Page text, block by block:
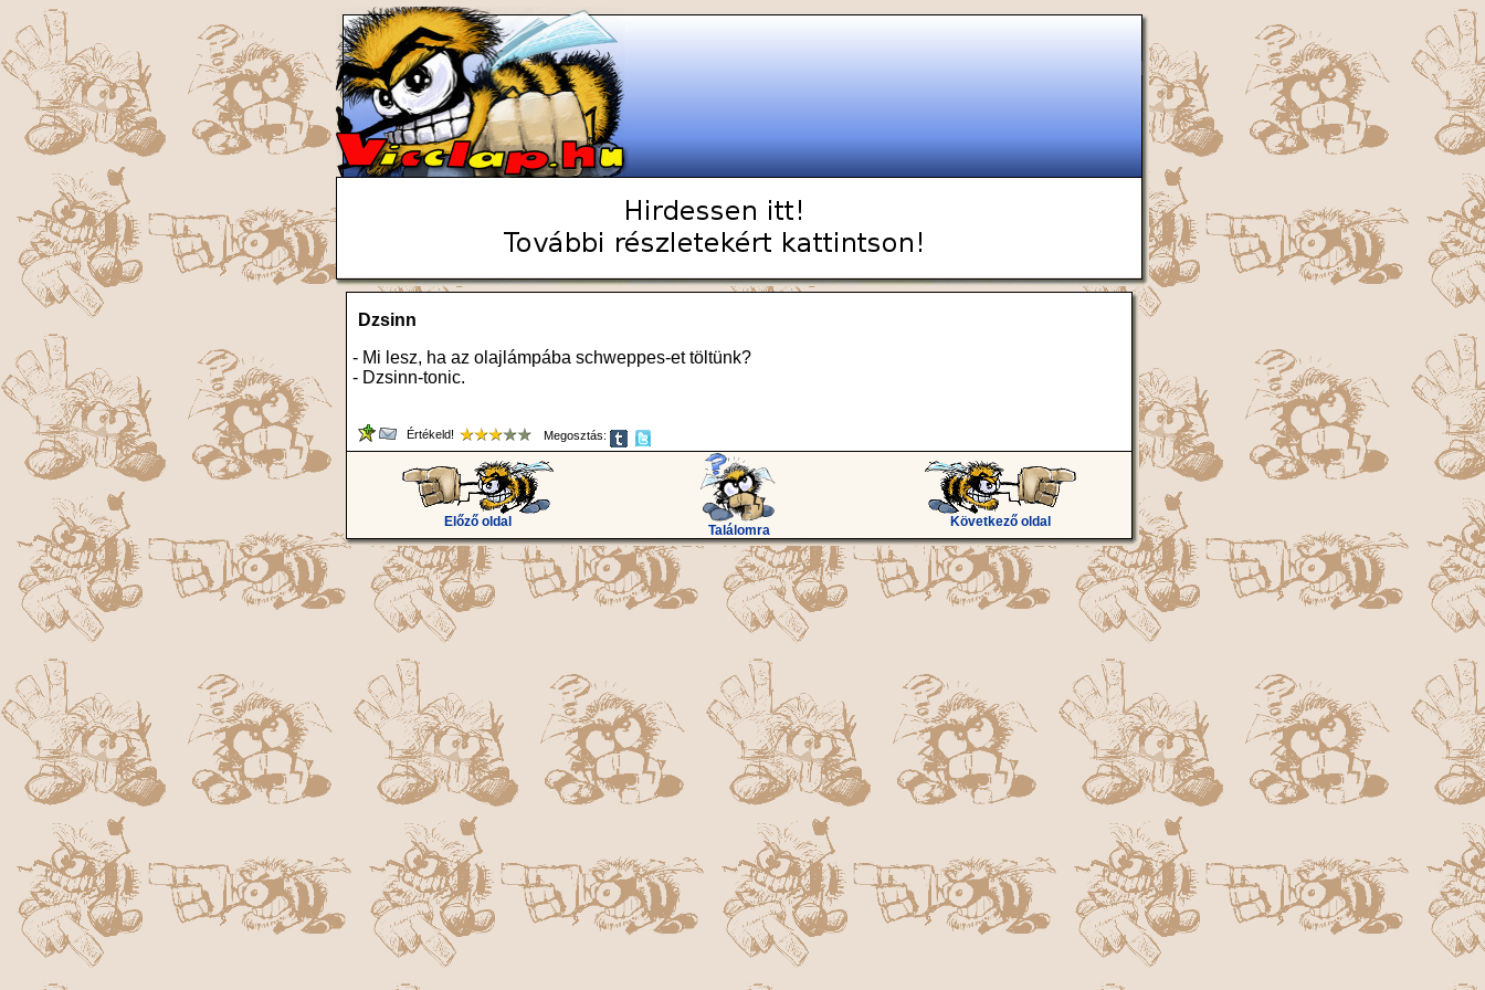
Dzsinn
- Mi lesz, ha az olajlámpába schweppes-et töltünk?
- Dzsinn-tonic.
Értékeld! Megosztás:
Előző oldal
Találomra
Következő oldal